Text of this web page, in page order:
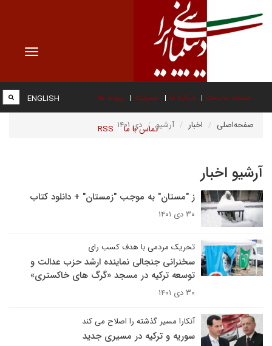
Toggle
صفحه نخست درباره ما عضویت پیوند ها
تماس با ما RSS
ENGLISH
صفحه‌اصلی اخبار آرشیو دی ۱۴۰۱
آرشیو اخبار
ز "مستان" به موجب "زمستان" + دانلود کتاب
۳۰ دی ۱۴۰۱
تحریک مردمی با هدف کسب رای
سخنرانی جنجالی نماینده ارشد حزب عدالت و
توسعه ترکیه در مسجد «گرگ های خاکستری»
۳۰ دی ۱۴۰۱
آنکارا مسیر گذشته را اصلاح می کند
سوریه و ترکیه در مسیری جدید